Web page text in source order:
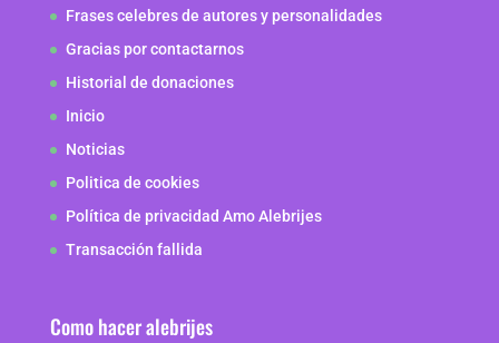
Frases celebres de autores y personalidades
Gracias por contactarnos
Historial de donaciones
Inicio
Noticias
Politica de cookies
Política de privacidad Amo Alebrijes
Transacción fallida
Como hacer alebrijes